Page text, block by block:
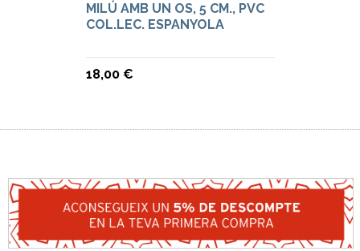
MILÚ AMB UN OS, 5 CM., PVC
COL.LEC. ESPANYOLA
18,00 €